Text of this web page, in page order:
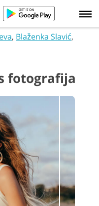
, Blaženka Slavić,
fotografija